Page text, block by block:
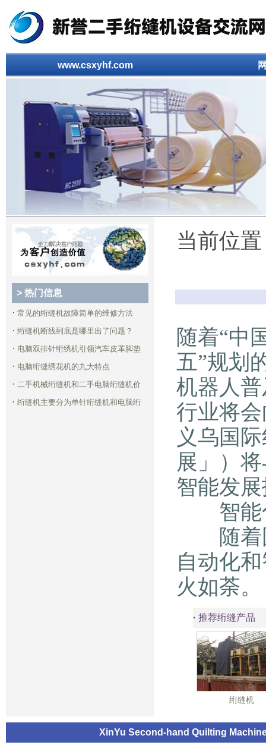
www.csxyhf.com
> 热门信息
· 常见的绗缝机故障简单的维修方法
· 绗缝机断线到底是哪里出了问题？
· 电脑双排针绗绣机引领汽车皮革脚垫
· 电脑绗缝绣花机的九大特点
· 二手机械绗缝机和二手电脑绗缝机价
· 绗缝机主要分为单针绗缝机和电脑绗
当前位
随着“中
五”规划
机器人
行业将
义乌国
展」）
智能发
智能化
随着国
自动化
火如荼。
· 推荐绗缝产品
绗缝机
XinYu Second-hand Quilting